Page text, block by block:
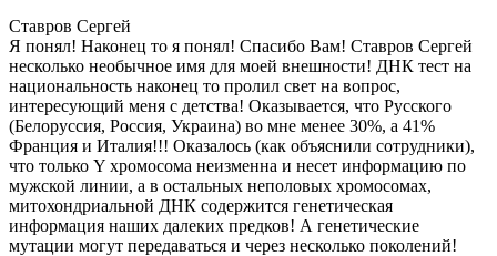
Ставров Сергей
Я понял! Наконец то я понял! Спасибо Вам! Ставров Сергей
несколько необычное имя для моей внешности! ДНК тест на
национальность наконец то пролил свет на вопрос,
интересующий меня с детства! Оказывается, что Русского
(Белоруссия, Россия, Украина) во мне менее 30%, а 41%
Франция и Италия!!! Оказалось (как объяснили сотрудники),
что только Y хромосома неизменна и несет информацию по
мужской линии, а в остальных неполовых хромосомах,
митохондриальной ДНК содержится генетическая
информация наших далеких предков! А генетические
мутации могут передаваться и через несколько поколений!